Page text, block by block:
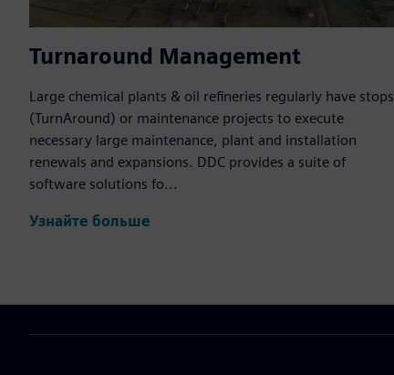
Turnaround Management
Large chemical plants & oil refineries regularly have stops
(TurnAround) or maintenance projects to execute
necessary large maintenance, plant and installation
renewals and expansions. DDC provides a suite of
software solutions fo...
Узнайте больше